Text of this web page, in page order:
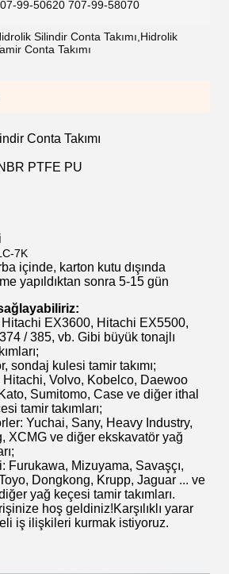
99-50620 707-99-58070
Silindir Conta Takımı,Hidrolik
Conta Takımı
Conta Takımı
PTFE PU
7K
içinde, karton kutu dışında
yapıldıktan sonra 5-15 gün
EX3600, Hitachi EX5500,
/ 385, vb. Gibi büyük tonajlı
sondaj kulesi tamir takımı;
Hitachi, Volvo, Kobelco, Daewoo
Sumitomo, Case ve diğer ithal
tamir takımları;
Yuchai, Sany, Heavy Industry,
XCMG ve diğer ekskavatör yağ
Furukawa, Mizuyama, Savaşçı,
Dongkong, Krupp, Jaguar ... ve
yağ keçesi tamir takımları.
hoş geldiniz!Karşılıklı yarar
iş ilişkileri kurmak istiyoruz.